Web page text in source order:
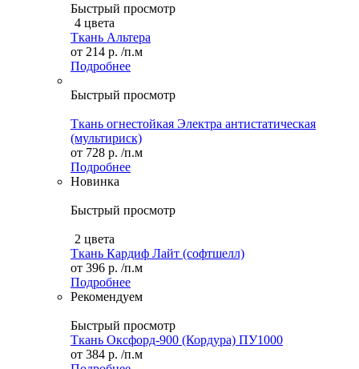
Быстрый просмотр
4 цвета
Ткань Альтера
от 214 р. /п.м
Подробнее
Быстрый просмотр
Ткань огнестойкая Электра антистатическая
(мультириск)
от 728 р. /п.м
Подробнее
Новинка
Быстрый просмотр
2 цвета
Ткань Кардиф Лайт (софтшелл)
от 396 р. /п.м
Подробнее
Рекомендуем
Быстрый просмотр
Ткань Оксфорд-900 (Кордура) ПУ1000
от 384 р. /п.м